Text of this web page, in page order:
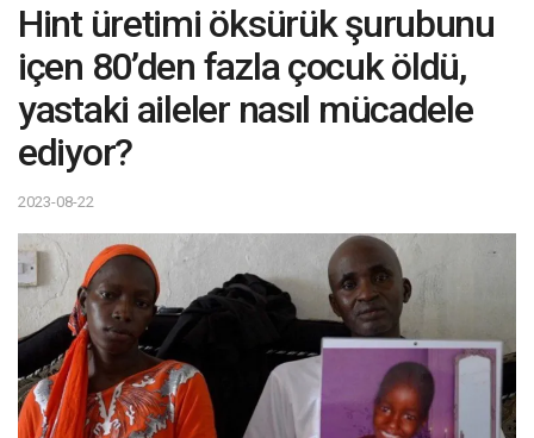
Hint üretimi öksürük şurubunu
içen 80’den fazla çocuk öldü,
yastaki aileler nasıl mücadele
ediyor?
2023-08-22